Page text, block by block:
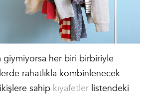
her biri birbiriyle
rahatlıkla kombinlenecek
sahip kıyafetler listendeki